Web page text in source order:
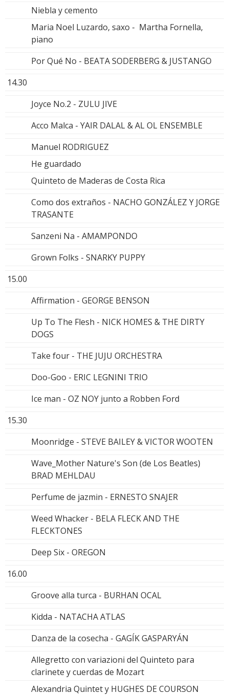
Niebla y cemento
Maria Noel Luzardo, saxo - Martha Fornella,
piano
Por Qué No - BEATA SODERBERG & JUSTANGO
14.30
Joyce No.2 - ZULU JIVE
Acco Malca - YAIR DALAL & AL OL ENSEMBLE
Manuel RODRIGUEZ
He guardado
Quinteto de Maderas de Costa Rica
Como dos extraños - NACHO GONZÁLEZ Y JORGE
TRASANTE
Sanzeni Na - AMAMPONDO
Grown Folks - SNARKY PUPPY
15.00
Affirmation - GEORGE BENSON
Up To The Flesh - NICK HOMES & THE DIRTY
DOGS
Take four - THE JUJU ORCHESTRA
Doo-Goo - ERIC LEGNINI TRIO
Ice man - OZ NOY junto a Robben Ford
15.30
Moonridge - STEVE BAILEY & VICTOR WOOTEN
Wave_Mother Nature's Son (de Los Beatles)
BRAD MEHLDAU
Perfume de jazmin - ERNESTO SNAJER
Weed Whacker - BELA FLECK AND THE
FLECKTONES
Deep Six - OREGON
16.00
Groove alla turca - BURHAN OCAL
Kidda - NATACHA ATLAS
Danza de la cosecha - GAGÍK GASPARYÁN
Allegretto con variazioni del Quinteto para
clarinete y cuerdas de Mozart
Alexandria Quintet y HUGHES DE COURSON